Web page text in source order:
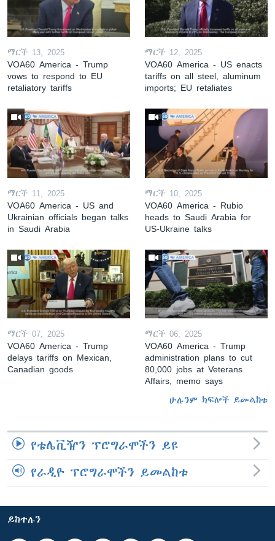
ማርች 13, 2025
VOA60 America - Trump
vows to respond to EU
retaliatory tariffs
ማርች 12, 2025
VOA60 America - US enacts
tariffs on all steel, aluminum
imports; EU retaliates
ማርች 11, 2025
VOA60 America - US and
Ukrainian officials began talks
in Saudi Arabia
ማርች 10, 2025
VOA60 America - Rubio
heads to Saudi Arabia for
US-Ukraine talks
ማርች 07, 2025
VOA60 America - Trump
delays tariffs on Mexican,
Canadian goods
ማርች 06, 2025
VOA60 America - Trump
administration plans to cut
80,000 jobs at Veterans
Affairs, memo says
ሁሉንም ክፍሎች ይመልከቱ
የቴሌቪዥን ፕሮግራሞችን ይዩ
የራዲዮ ፕሮግራሞችን ይመልከቱ
ይከተሉን